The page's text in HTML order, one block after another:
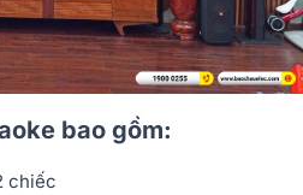
bao gồm:
chiếc